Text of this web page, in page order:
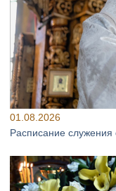
01.08.2026
Расписание служения